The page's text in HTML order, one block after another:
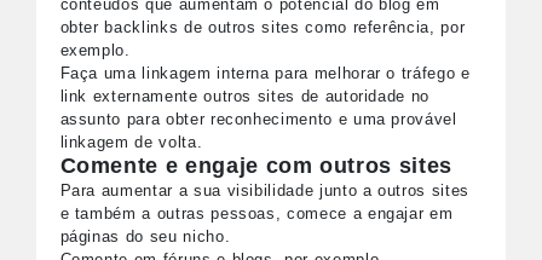
conteúdos que aumentam o potencial do blog em
obter backlinks de outros sites como referência, por
exemplo.
Faça uma linkagem interna para melhorar o tráfego e
link externamente outros sites de autoridade no
assunto para obter reconhecimento e uma provável
linkagem de volta.
Comente e engaje com outros sites
Para aumentar a sua visibilidade junto a outros sites
e também a outras pessoas, comece a engajar em
páginas do seu nicho.